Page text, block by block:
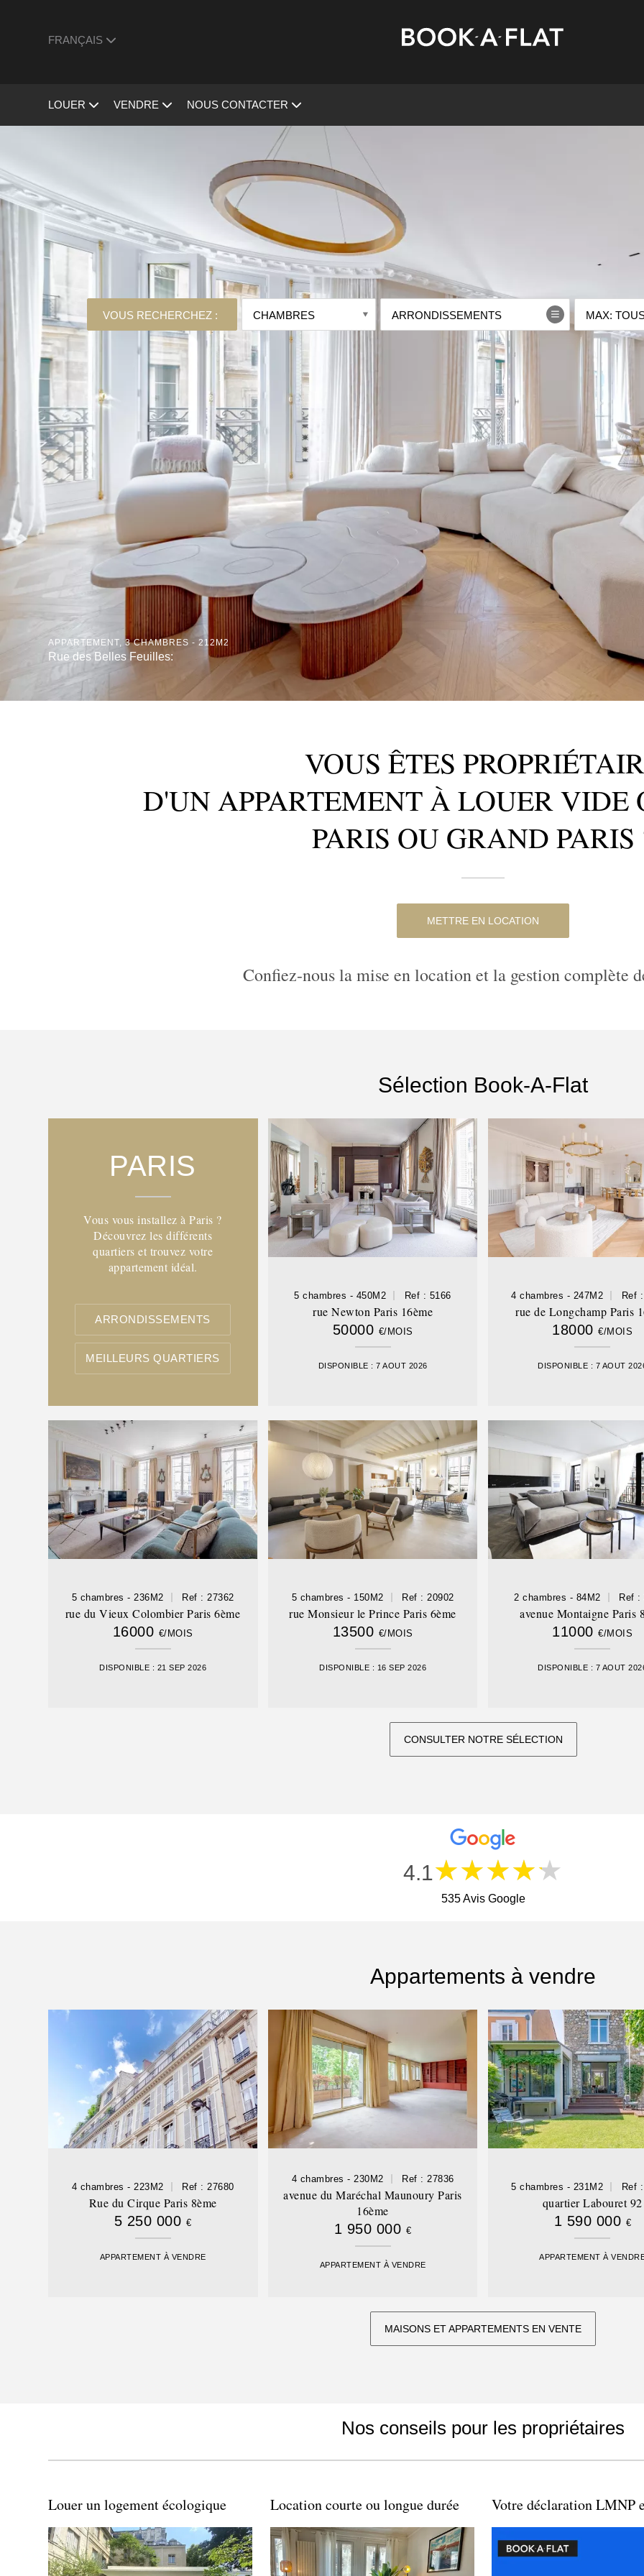
FRANÇAIS
LOUER VENDRE NOUS CONTACTER
APPARTEMENT, 3 CHAMBRES - 212M2
Rue des Belles Feuilles:
VOUS RECHERCHEZ : CHAMBRES ARRONDISSEMENTS MAX:
VOUS ÊTES
D'UN APPARTEMENT À LOUER VIDE
PARIS OU GRAND PARIS
METTRE EN LOCATION
Confiez-nous la mise en location et la gestion complète
Sélection Book-A-Flat
PARIS
Vous vous installez à Paris ?
Découvrez les différents
quartiers et trouvez votre
appartement idéal.
ARRONDISSEMENTS
MEILLEURS QUARTIERS
5 chambres - 450M2 Ref : 5166
rue Newton Paris 16ème
50000 €/MOIS
DISPONIBLE : 7 AOUT 2026
4 chambres - 247M2 Ref
rue de Longchamp Paris
18000€/MOIS
DISPONIBLE : 7 AOUT
5 chambres - 236M2 Ref : 27362
rue du Vieux Colombier Paris 6ème
16000 €/MOIS
DISPONIBLE : 21 SEP 2026
5 chambres - 150M2 Ref : 20902
rue Monsieur le Prince Paris 6ème
13500 €/MOIS
DISPONIBLE : 16 SEP 2026
2 chambres - 84M2 Ref :
avenue Montaigne Paris
11000€/MOIS
DISPONIBLE : 7 AOUT
CONSULTER NOTRE SÉLECTION
4.1★★★★★
535 Avis Google
Appartements à vendre
4 chambres - 223M2 Ref : 27680
Rue du Cirque Paris 8ème
5 250 000 €
APPARTEMENT À VENDRE
4 chambres - 230M2 Ref : 27836
avenue du Maréchal Maunoury Paris
16ème
1 950 000 €
APPARTEMENT À VENDRE
5 chambres - 231M2 Ref
quartier Labouret 92
1 590 000 €
APPARTEMENT À
MAISONS ET APPARTEMENTS EN VENTE
Nos conseils pour les propriétaires
Louer un logement écologique Location courte ou longue durée Votre déclaration LMNP